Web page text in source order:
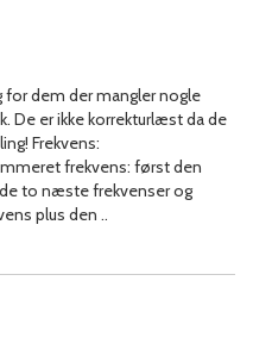
for dem der mangler nogle
De er ikke korrekturlæst da de
Frekvens:
frekvens: først den
to næste frekvenser og
plus den ..